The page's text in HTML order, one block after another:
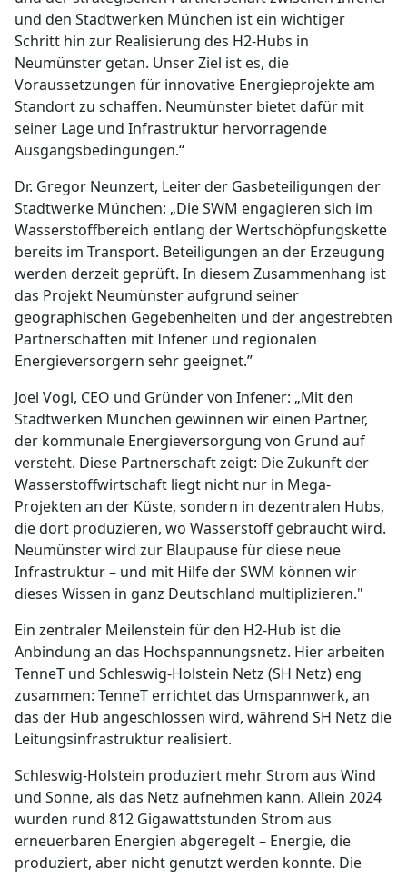
und den Stadtwerken München ist ein wichtiger
Schritt hin zur Realisierung des H2-Hubs in
Neumünster getan. Unser Ziel ist es, die
Voraussetzungen für innovative Energieprojekte am
Standort zu schaffen. Neumünster bietet dafür mit
seiner Lage und Infrastruktur hervorragende
Ausgangsbedingungen.“
Dr. Gregor Neunzert, Leiter der Gasbeteiligungen der
Stadtwerke München: „Die SWM engagieren sich im
Wasserstoffbereich entlang der Wertschöpfungskette
bereits im Transport. Beteiligungen an der Erzeugung
werden derzeit geprüft. In diesem Zusammenhang ist
das Projekt Neumünster aufgrund seiner
geographischen Gegebenheiten und der angestrebten
Partnerschaften mit Infener und regionalen
Energieversorgern sehr geeignet.”
Joel Vogl, CEO und Gründer von Infener: „Mit den
Stadtwerken München gewinnen wir einen Partner,
der kommunale Energieversorgung von Grund auf
versteht. Diese Partnerschaft zeigt: Die Zukunft der
Wasserstoffwirtschaft liegt nicht nur in Mega-
Projekten an der Küste, sondern in dezentralen Hubs,
die dort produzieren, wo Wasserstoff gebraucht wird.
Neumünster wird zur Blaupause für diese neue
Infrastruktur – und mit Hilfe der SWM können wir
dieses Wissen in ganz Deutschland multiplizieren."
Ein zentraler Meilenstein für den H2-Hub ist die
Anbindung an das Hochspannungsnetz. Hier arbeiten
TenneT und Schleswig-Holstein Netz (SH Netz) eng
zusammen: TenneT errichtet das Umspannwerk, an
das der Hub angeschlossen wird, während SH Netz die
Leitungsinfrastruktur realisiert.
Schleswig-Holstein produziert mehr Strom aus Wind
und Sonne, als das Netz aufnehmen kann. Allein 2024
wurden rund 812 Gigawattstunden Strom aus
erneuerbaren Energien abgeregelt – Energie, die
produziert, aber nicht genutzt werden konnte. Die